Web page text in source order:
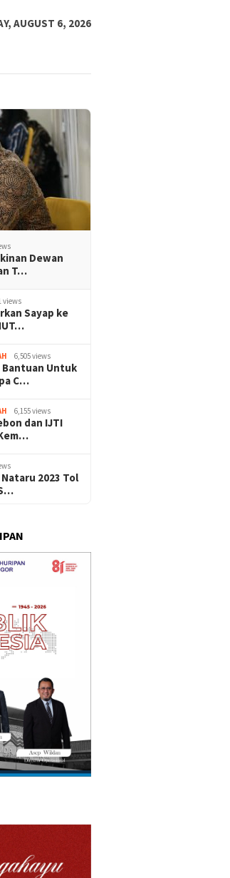
AUGUST 6, 2026
Dewan
T…
views
Sayap ke
6,505 views
Bantuan Untuk
C…
6,155 views
dan IJTI
2023 Tol